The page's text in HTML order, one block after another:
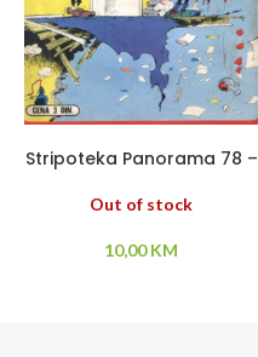
Stripoteka Panorama 78 –
komplikacija
Out of stock
10,00KM